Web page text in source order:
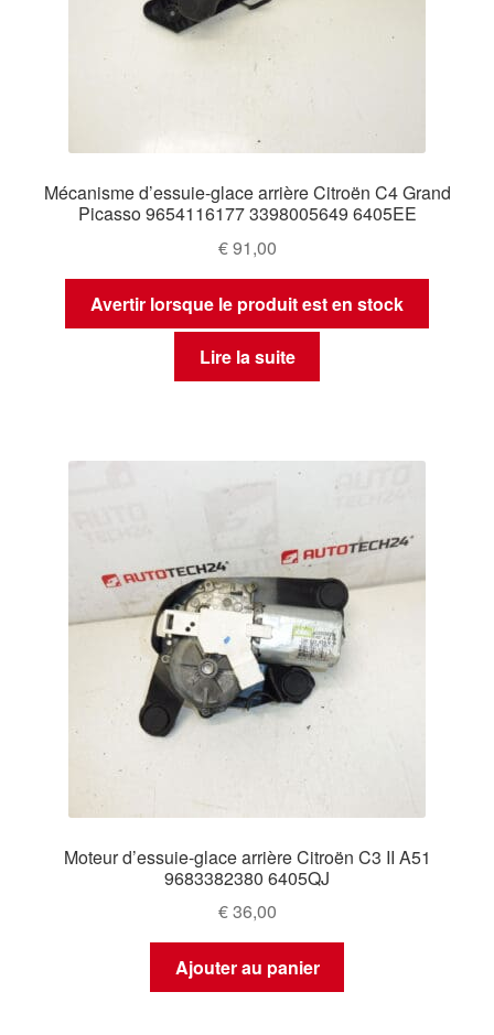
Mécanisme d’essuie-glace arrière Citroën C4 Grand
Picasso 9654116177 3398005649 6405EE
€91,00
Avertir lorsque le produit est en stock
Lire la suite
Moteur d’essuie-glace arrière Citroën C3 II A51
9683382380 6405QJ
€36,00
Ajouter au panier